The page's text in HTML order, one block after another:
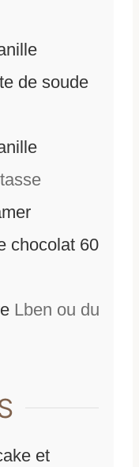
de soude
chocolat 60
Lben ou du
et